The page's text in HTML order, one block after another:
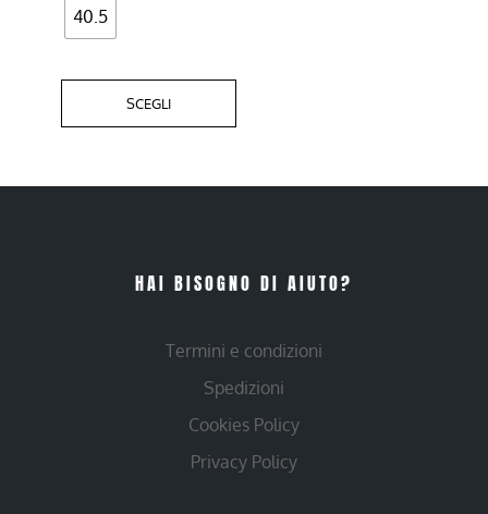
40.5
SCEGLI
prodotto
HAI BISOGNO DI AIUTO?
Termini e condizioni
Spedizioni
Cookies Policy
Privacy Policy